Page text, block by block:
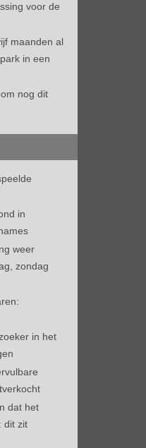
voor de
maanden al
in een
nog dit
in
weer
zondag
in het
dat het
dit zit